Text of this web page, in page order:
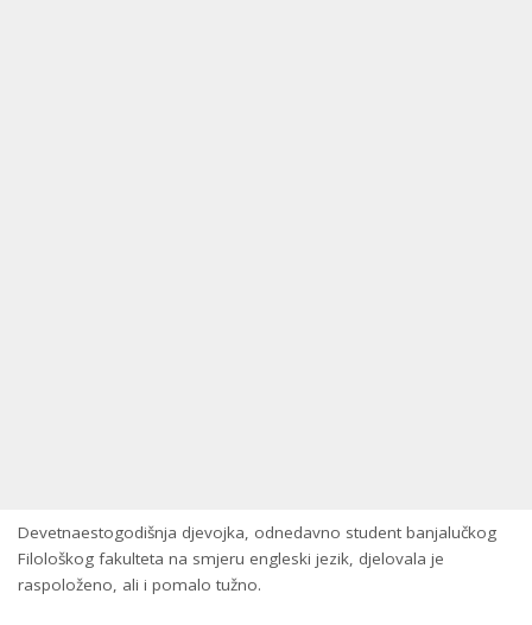
Devetnaestogodišnja djevojka, odnedavno student banjalučkog
Filološkog fakulteta na smjeru engleski jezik, djelovala je
raspoloženo, ali i pomalo tužno.